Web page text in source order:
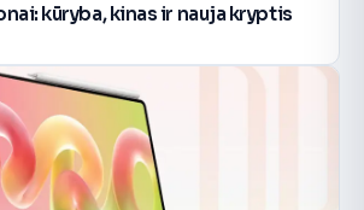
kūryba, kinas ir nauja kryptis